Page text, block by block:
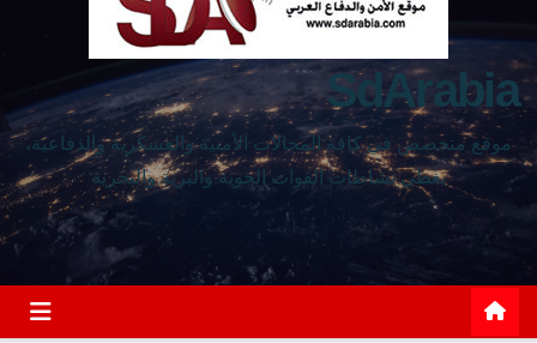
SdArabia
موقع متخصص في كافة المجالات الأمنية والعسكرية والدفاعية،
يغطي نشاطات القوات الجوية والبرية والبحرية